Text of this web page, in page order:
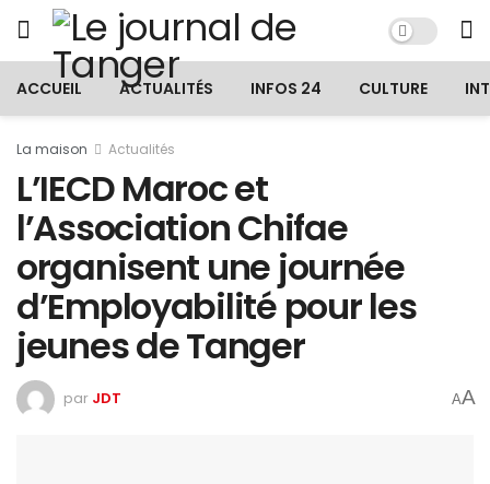
ACCUEIL ACTUALITÉS INFOS 24 CULTURE
La maison Actualités
L’IECD Maroc et
l’Association Chifae
organisent une journée
d’Employabilité pour les
jeunes de Tanger
par JDT AA